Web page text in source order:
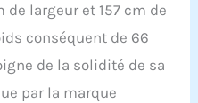
de largeur et 157 cm de
conséquent de 66
de la solidité de sa
par la marque